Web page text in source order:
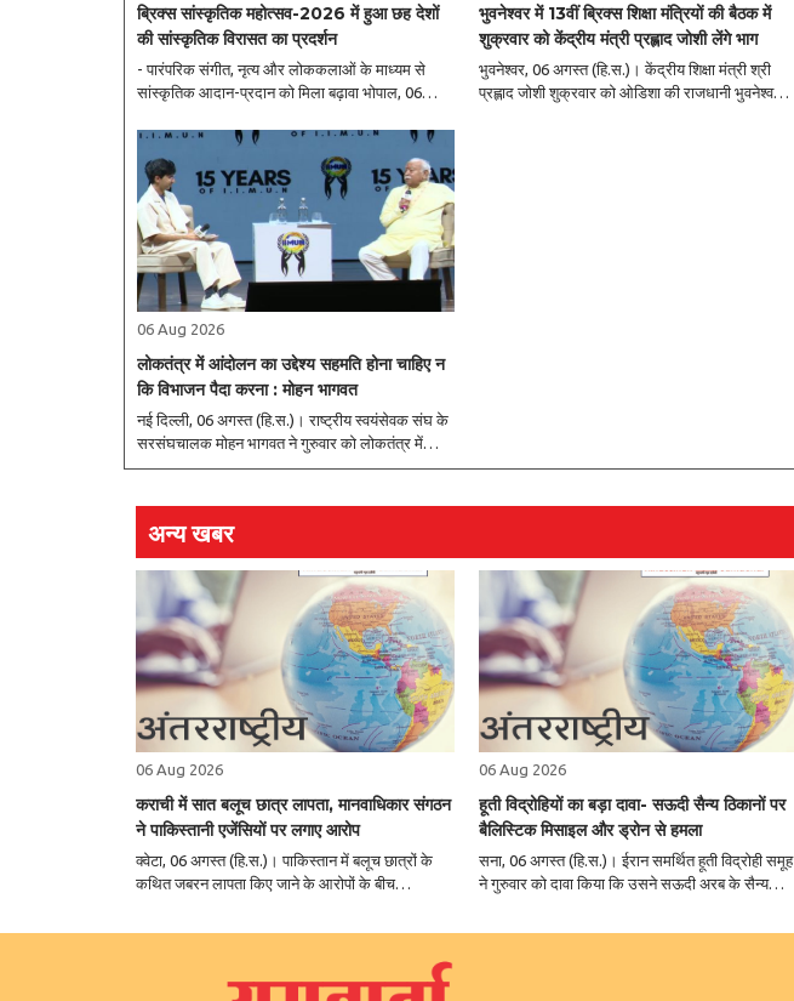
ब्रिक्स सांस्कृतिक महोत्सव-2026 में हुआ छह देशों
की सांस्कृतिक विरासत का प्रदर्शन
- पारंपरिक संगीत, नृत्य और लोककलाओं के माध्यम से
सांस्कृतिक आदान-प्रदान को मिला बढ़ावा भोपाल, 06
की ब्रिक्स अध्यक्षता-2026 के अंतर्गत केन्द्रीय संस्कृति
मंत्रालय द्वारा गुरुवार शाम को रवींद्र ..
भुवनेश्वर में 13वीं ब्रिक्स शिक्षा मंत्रियों की बैठक में
शुक्रवार को केंद्रीय मंत्री प्रह्लाद जोशी लेंगे भाग
भुवनेश्वर, 06 अगस्त (हि.स.)। केंद्रीय शिक्षा मंत्री श्री
प्रह्लाद जोशी शुक्रवार को ओडिशा की राजधानी भुवनेश्वर में
06 Aug 2026
लोकतंत्र में आंदोलन का उद्देश्य सहमति होना चाहिए न
कि विभाजन पैदा करना : मोहन भागवत
नई दिल्ली, 06 अगस्त (हि.स.)। राष्ट्रीय स्वयंसेवक संघ के
सरसंघचालक मोहन भागवत ने गुरुवार को लोकतंत्र में
संवाद के महत्व को रेखांकित करते हुए कहा कि आंदोलन भी
बातचीत का प्रयास होना चाहिए। उन्होंने ..
अन्य खबर
06 Aug 2026
कराची में सात बलूच छात्र लापता, मानवाधिकार संगठन
ने पाकिस्तानी एजेंसियों पर लगाए आरोप
क्वेटा, 06 अगस्त (हि.स.)। पाकिस्तान में बलूच छात्रों के
कथित जबरन लापता किए जाने के आरोपों के बीच
06 Aug 2026
हूती विद्रोहियों का बड़ा दावा- सऊदी सैन्य ठिकानों पर
बैलिस्टिक मिसाइल और ड्रोन से हमला
सना, 06 अगस्त (हि.स.)। ईरान समर्थित हूती विद्रोही समूह
ने गुरुवार को दावा किया कि उसने सऊदी अरब के सैन्य